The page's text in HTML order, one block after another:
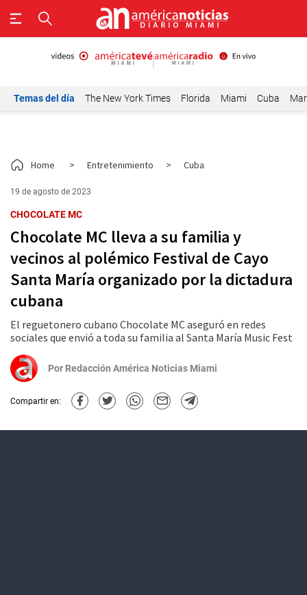
Temas del día The New York Times Florida Miami Cuba
Home > Entretenimiento > Cuba
19 de agosto de 2023
CHOCOLATE MC
Chocolate MC lleva a su familia y
vecinos al polémico Festival de Cayo
Santa María organizado por la dictadura
cubana
El reguetonero cubano Chocolate MC aseguró en redes
sociales que envió a toda su familia al Santa María Music Fest
Por Redacción América Noticias Miami
Compartir en: